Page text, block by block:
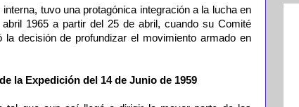
tuvo una protagónica integración a la lucha en
1965 a partir del 25 de abril, cuando su Comité
la decisión de profundizar el movimiento armado en
la Expedición del 14 de Junio de 1959